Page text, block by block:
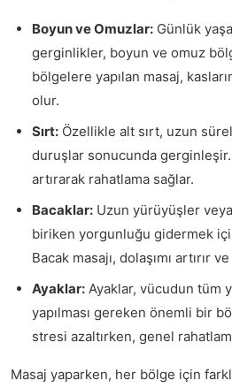
Boyun ve Omuzlar: Günlük
gerginlikler, boyun ve omuz
bölgelere yapılan masaj,
olur.
Sırt: Özellikle alt sırt, uzun
duruşlar sonucunda gerginleşir.
artırarak rahatlama sağlar.
Bacaklar: Uzun yürüyüşler
biriken yorgunluğu gidermek
Bacak masajı, dolaşımı artırır
Ayaklar: Ayaklar, vücudun tüm
yapılması gereken önemli bir
stresi azaltırken, genel
Masaj yaparken, her bölge için